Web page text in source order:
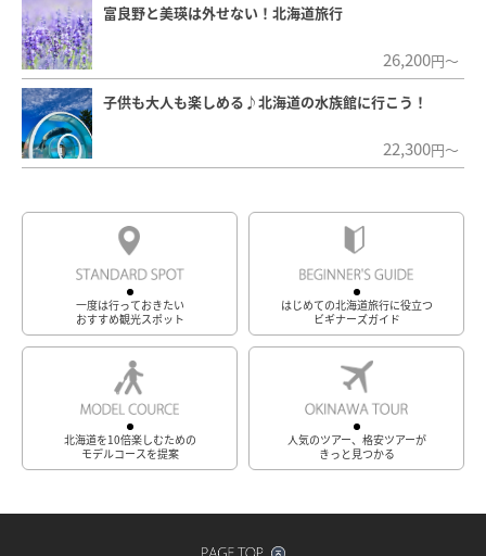
富良野と美瑛は外せない！北海道旅行
26,200円～
子供も大人も楽しめる♪北海道の水族館に行こう！
22,300円～
一度は行っておきたい
おすすめ観光スポット
はじめての北海道旅行に役立つ
ビギナーズガイド
北海道を10倍楽しむための
モデルコースを提案
人気のツアー、格安ツアーが
きっと見つかる